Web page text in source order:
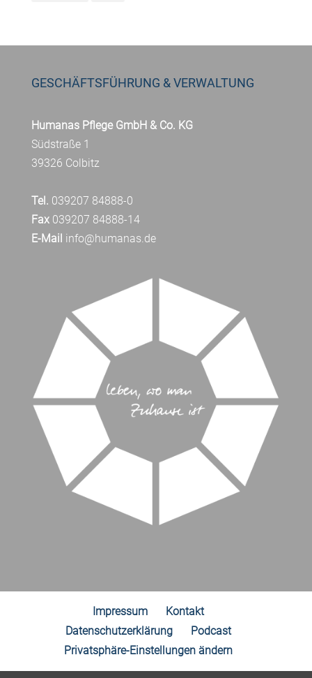
GESCHÄFTSFÜHRUNG & VERWALTUNG
Humanas Pflege GmbH & Co. KG
Südstraße 1
39326 Colbitz
Tel. 039207 84888-0
Fax039207 84888-14
E-Mail info@humanas.de
Impressum
Kontakt
Datenschutzerklärung
Podcast
Privatsphäre-Einstellungen ändern